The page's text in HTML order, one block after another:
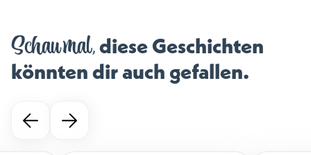
Schau mal,diese Geschichten
könnten dir auch gefallen.